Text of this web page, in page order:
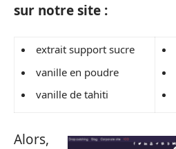
sur notre site :
extrait support sucre
vanille en poudre
vanille de tahiti
Alors,